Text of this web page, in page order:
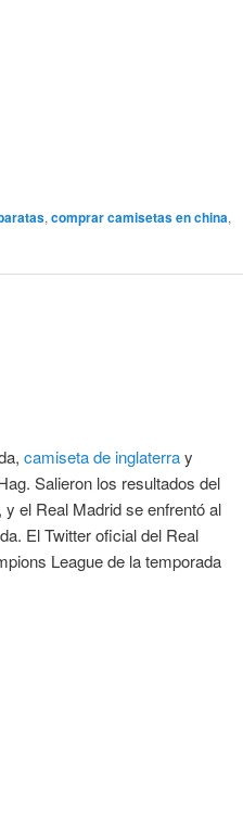
, comprar camisetas en china,
camiseta de inglaterray
Salieron los resultados del
el Real Madrid se enfrentó al
El Twitter oficial del Real
League de la temporada